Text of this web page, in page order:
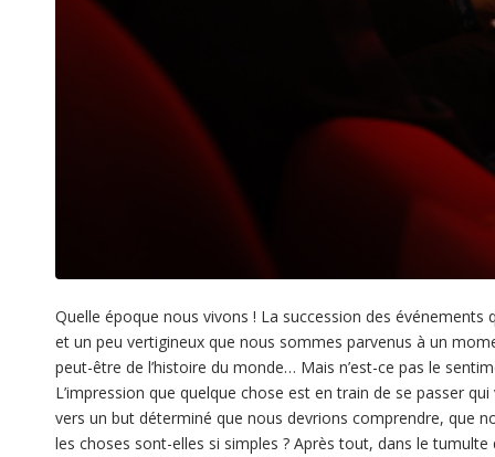
Quelle époque nous vivons ! La succession des
et un peu vertigineux que nous sommes parvenus à un
peut-être de l’histoire du monde… Mais n’est-ce pas le
L’impression que quelque chose est en train de se passer
vers un but déterminé que nous devrions comprendre, que
les choses sont-elles si simples ? Après tout, dans le